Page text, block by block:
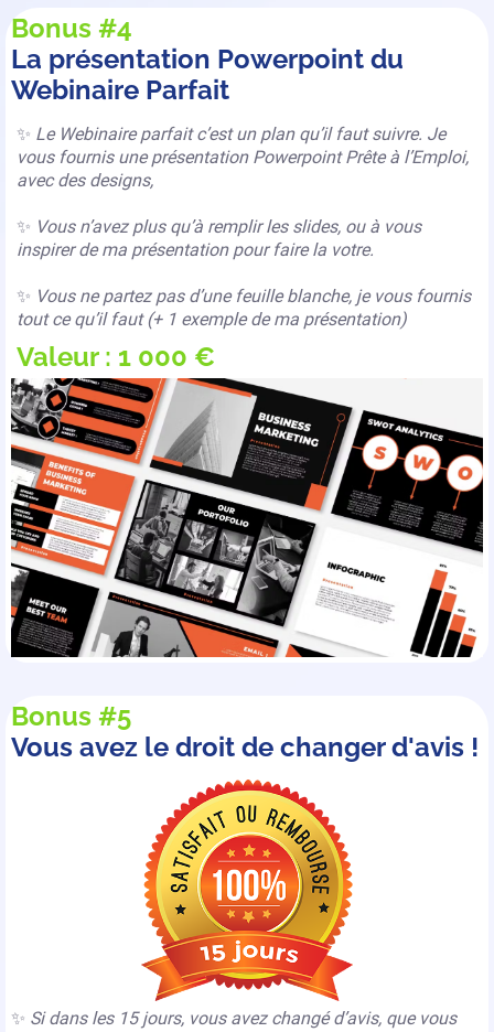
Bonus #4
La présentation Powerpoint du
Webinaire Parfait
✨ Le Webinaire parfait c’est un plan qu’il faut suivre. Je
vous fournis une présentation Powerpoint Prête à l’Emploi,
avec des designs,
✨ Vous n’avez plus qu’à remplir les slides, ou à vous
inspirer de ma présentation pour faire la votre.
✨ Vous ne partez pas d’une feuille blanche, je vous fournis
tout ce qu’il faut (+ 1 exemple de ma présentation)
Valeur : 1 000 €
Bonus #5
Vous avez le droit de changer d'avis !
✨ Si dans les 15 jours, vous avez changé d’avis, que vous